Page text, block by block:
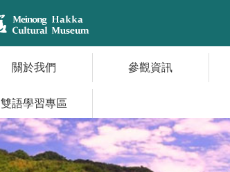
關於我們 參觀資訊
雙語學習專區